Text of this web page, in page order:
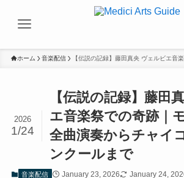
ホーム 音楽配信 【伝説の記録】藤田真央 ヴェルビエ音
【伝説の記録】藤田
エ音楽祭での奇跡｜
全曲演奏からチャイ
ンクールまで
2026
1/24
音楽配信 January 23, 2026 January 24,